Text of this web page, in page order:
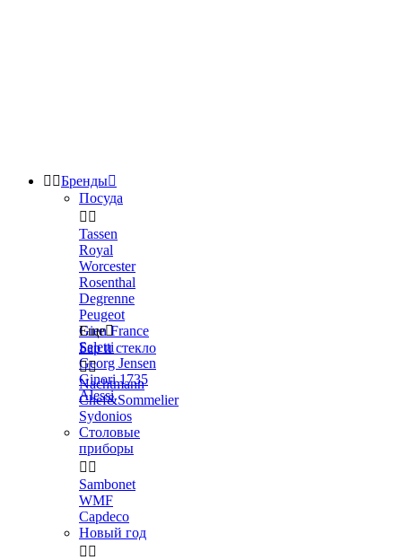
 Бренды
Посуда
 
Tassen
Royal
Worcester
Rosenthal
Degrenne
Peugeot
Gien France
Seletti
Georg Jensen
Ginori 1735
Alessi
Еще
Бар и стекло

Nachtmann
Chef&Sommelier
Sydonios
Столовые
приборы
 
Sambonet
WMF
Capdeco
Новый год
 